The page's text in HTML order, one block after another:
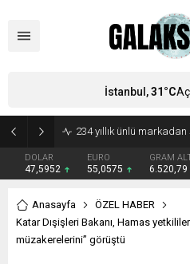
Vücudunuzu zehirliyor:
DOLAR
47,5952
EURO
55,0575
GRAM
6.520,79
İstanbul,31°C
Anasayfa
ÖZEL HABER
Katar Dışişleri Bakanı, Hamas
müzakerelerini” görüştü